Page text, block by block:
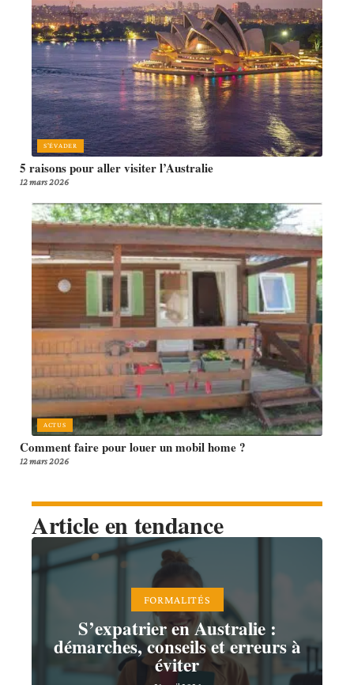
S'ÉVADER
5 raisons pour aller visiter l’Australie
12 mars 2026
ACTUS
Comment faire pour louer un mobil home ?
12 mars 2026
Article en tendance
FORMALITÉS
S’expatrier en Australie :
démarches, conseils et erreurs à
éviter